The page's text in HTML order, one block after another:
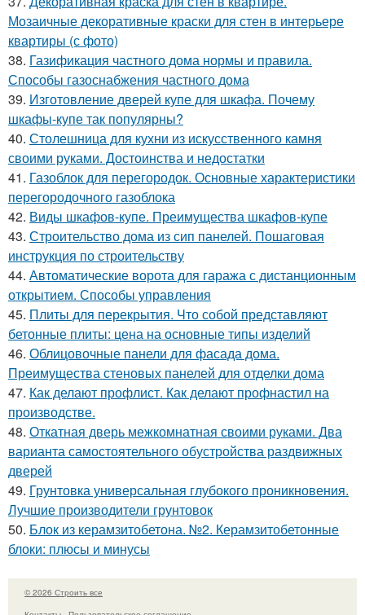
Мозаичные декоративные краски для стен в интерьере
квартиры (с фото)
38. Газификация частного дома нормы и правила.
Способы газоснабжения частного дома
39. Изготовление дверей купе для шкафа. Почему
шкафы-купе так популярны?
40. Столешница для кухни из искусственного камня
своими руками. Достоинства и недостатки
41. Газоблок для перегородок. Основные характеристики
перегородочного газоблока
42. Виды шкафов-купе. Преимущества шкафов-купе
43. Строительство дома из сип панелей. Пошаговая
инструкция по строительству
44. Автоматические ворота для гаража с дистанционным
открытием. Способы управления
45. Плиты для перекрытия. Что собой представляют
бетонные плиты: цена на основные типы изделий
46. Облицовочные панели для фасада дома.
Преимущества стеновых панелей для отделки дома
47. Как делают профлист. Как делают профнастил на
производстве.
48. Откатная дверь межкомнатная своими руками. Два
варианта самостоятельного обустройства раздвижных
дверей
49. Грунтовка универсальная глубокого проникновения.
Лучшие производители грунтовок
50. Блок из керамзитобетона. №2. Керамзитобетонные
блоки: плюсы и минусы
© 2026 Строить все